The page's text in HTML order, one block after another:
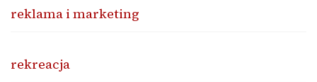
reklama i marketing
rekreacja